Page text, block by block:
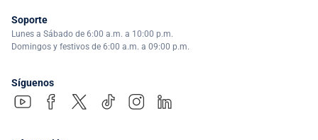
Soporte
Lunes a Sábado de 6:00 a.m. a 10:00 p.m.
Domingos y festivos de 6:00 a.m. a 09:00 p.m.
Síguenos